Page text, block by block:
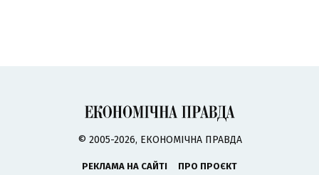
© 2005-2026, ЕКОНОМІЧНА ПРАВДА
РЕКЛАМА НА САЙТІ
ПРО ПРОЄКТ